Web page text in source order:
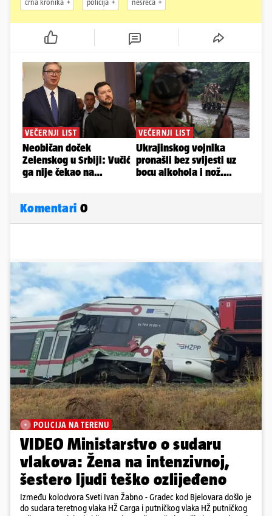
crna kronika policija nesreća
Komentari 0
POLICIJA NA TERENU
VIDEO Ministarstvo o sudaru
vlakova: Žena na intenzivnoj,
šestero ljudi teško ozlijeđeno
Između kolodvora Sveti Ivan Žabno - Gradec kod Bjelovara došlo je
do sudara teretnog vlaka HŽ Carga i putničkog vlaka HŽ putničkog